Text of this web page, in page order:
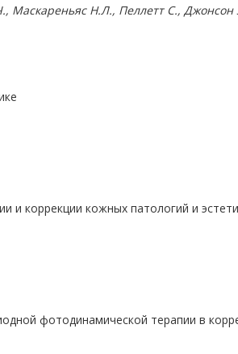
Н.Л., Пеллетт С., Джонсон
и коррекции кожных патологий и
фотодинамической терапии в